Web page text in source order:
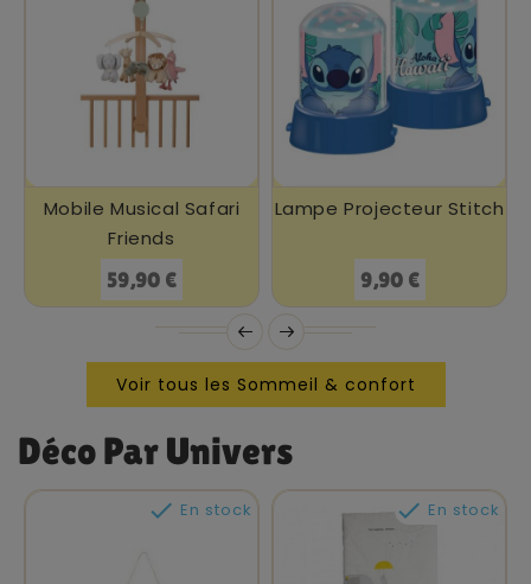
Mobile Musical Safari
Friends
Prix
59,90 €
Lampe Projecteur Stitch
Prix
9,90 €
Voir tous les Sommeil & confort
Déco Par Univers
 En stock  En stock